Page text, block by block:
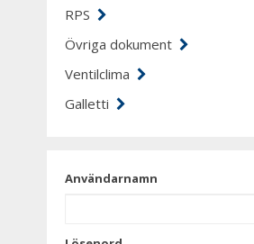
RPS
Övriga dokument
Ventilclima
Galletti
Användarnamn